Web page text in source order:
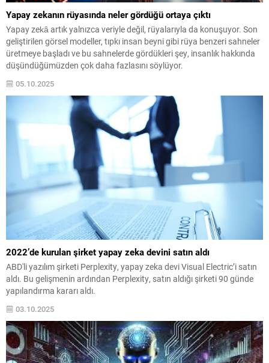
Yapay zekanın rüyasında neler gördüğü ortaya çıktı
Yapay zekâ artık yalnızca veriyle değil, rüyalarıyla da konuşuyor. Son
geliştirilen görsel modeller, tıpkı insan beyni gibi rüya benzeri sahneler
üretmeye başladı ve bu sahnelerde gördükleri şey, insanlık hakkında
düşündüğümüzden çok daha fazlasını söylüyor.
05.10.2025
2022’de kurulan şirket yapay zeka devini satın aldı
ABD'li yazılım şirketi Perplexity, yapay zeka devi Visual Electric’i satın
aldı. Bu gelişmenin ardından Perplexity, satın aldığı şirketi 90 günde
yapılandırma kararı aldı.
03.10.2025